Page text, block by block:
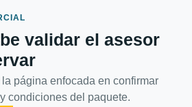
validar el asesor
página enfocada en confirmar
condiciones del paquete.